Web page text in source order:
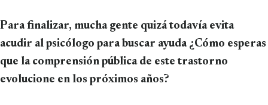
Para finalizar, mucha gente quizá todavía evita
acudir al psicólogo para buscar ayuda ¿Cómo esperas
que la comprensión pública de este trastorno
evolucione en los próximos años?